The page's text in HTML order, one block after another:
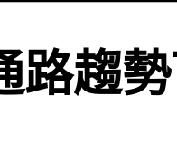
路趨